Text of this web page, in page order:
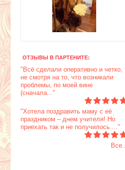
ОТЗЫВЫ В ПАРТЕНИТЕ:
"Всё сделали оперативно и четко,
не смотря на то, что возникали
проблемы, по моей вине
(сначала..."
"Хотела поздравить маму с её
праздником – днем учителя! Но
приехать так и не получилось...."
Все...